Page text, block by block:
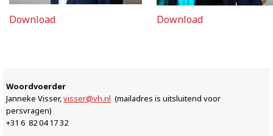
Download Download
Woordvoerder
Janneke Visser,visser@vh.nl (mailadres is uitsluitend voor
persvragen)
+31 6 82 04 17 32